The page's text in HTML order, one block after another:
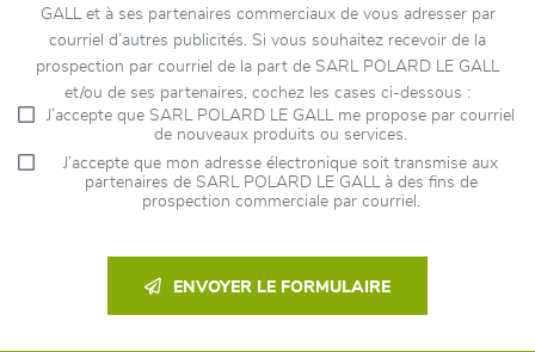
GALL et à ses partenaires commerciaux de vous adresser par
courriel d’autres publicités. Si vous souhaitez recevoir de la
prospection par courriel de la part de SARL POLARD LE GALL
et/ou de ses partenaires, cochez les cases ci-dessous :
J’accepte que SARL POLARD LE GALL me propose par courriel
de nouveaux produits ou services.
J’accepte que mon adresse électronique soit transmise aux
partenaires de SARL POLARD LE GALL à des fins de
prospection commerciale par courriel.
ENVOYER LE FORMULAIRE